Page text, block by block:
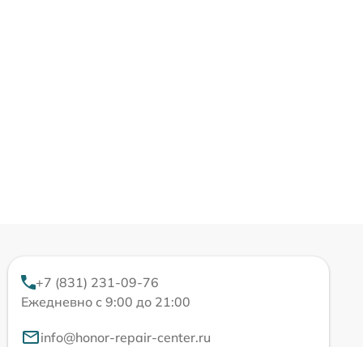
+7 (831) 231-09-76
Ежедневно с 9:00 до 21:00
info@honor-repair-center.ru